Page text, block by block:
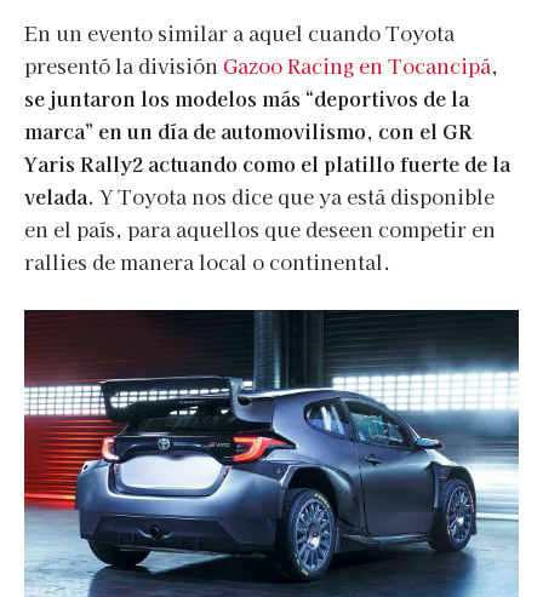
En un evento similar a aquel cuando Toyota
presentó la división Gazoo Racing en Tocancipá,
se juntaron los modelos más “deportivos de la
marca” en un día de automovilismo, con el GR
Yaris Rally2 actuando como el platillo fuerte de la
velada. Y Toyota nos dice que ya está disponible
en el país, para aquellos que deseen competir en
rallies de manera local o continental.